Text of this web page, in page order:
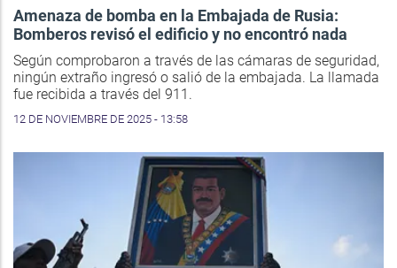
Amenaza de bomba en la Embajada de Rusia:
Bomberos revisó el edificio y no encontró nada
Según comprobaron a través de las cámaras de seguridad,
ningún extraño ingresó o salió de la embajada. La llamada
fue recibida a través del 911.
12 DE NOVIEMBRE DE 2025 - 13:58